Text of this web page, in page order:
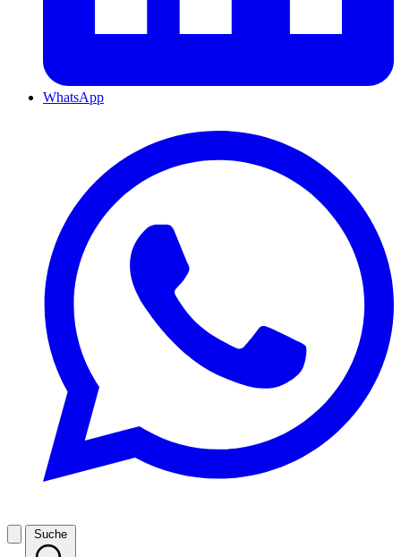
WhatsApp
Suche